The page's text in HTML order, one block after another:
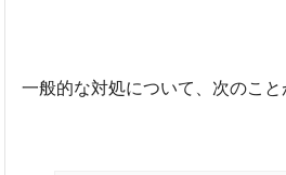
一般的な対処について、次のこと